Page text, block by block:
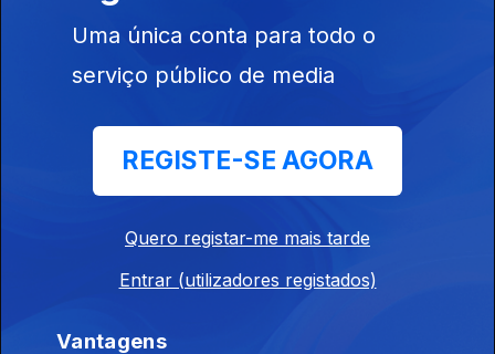
Ep. 26
Ep. 25
25 mai. 2020
Uma única conta para todo o
serviço público de media
REGISTE-SE AGORA
Quero registar-me mais tarde
Entrar (utilizadores registados)
Vantagens